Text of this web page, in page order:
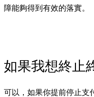
障能夠得到有效的落實。
如果我想終止
可以，如果你提前停止支